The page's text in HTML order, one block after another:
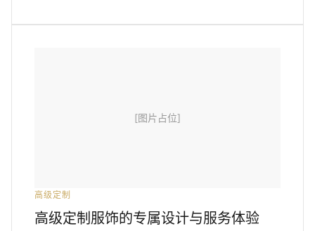
[图片占位]
高级定制
高级定制服饰的专属设计与服务体验